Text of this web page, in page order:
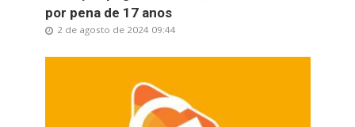
por pena de 17 anos
2 de agosto de 2024 09:44